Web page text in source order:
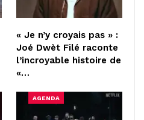
« Je n’y croyais pas » :
Joé Dwèt Filé raconte
l’incroyable histoire de
«…
AGENDA